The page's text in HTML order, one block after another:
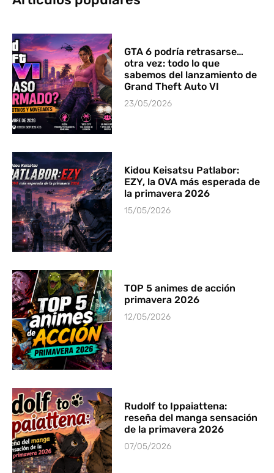
GTA 6 podría retrasarse…
otra vez: todo lo que
sabemos del lanzamiento de
Grand Theft Auto VI
23/05/2026
Kidou Keisatsu Patlabor:
EZY, la OVA más esperada de
la primavera 2026
15/05/2026
TOP 5 animes de acción
primavera 2026
12/05/2026
Rudolf to Ippaiattena:
reseña del manga sensación
de la primavera 2026
07/05/2026